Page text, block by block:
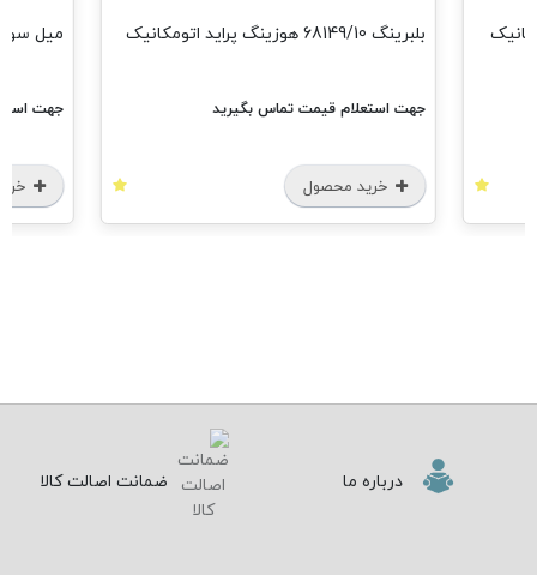
بلبرینگ 68149/10 هوزینگ پراید اتومکانیک
جهت استعلام قیمت تماس بگیرید
خرید محصول
میل
جهت
درباره ما ضمانت اصالت کالا